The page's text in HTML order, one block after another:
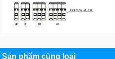
Sản phẩm cùng loại